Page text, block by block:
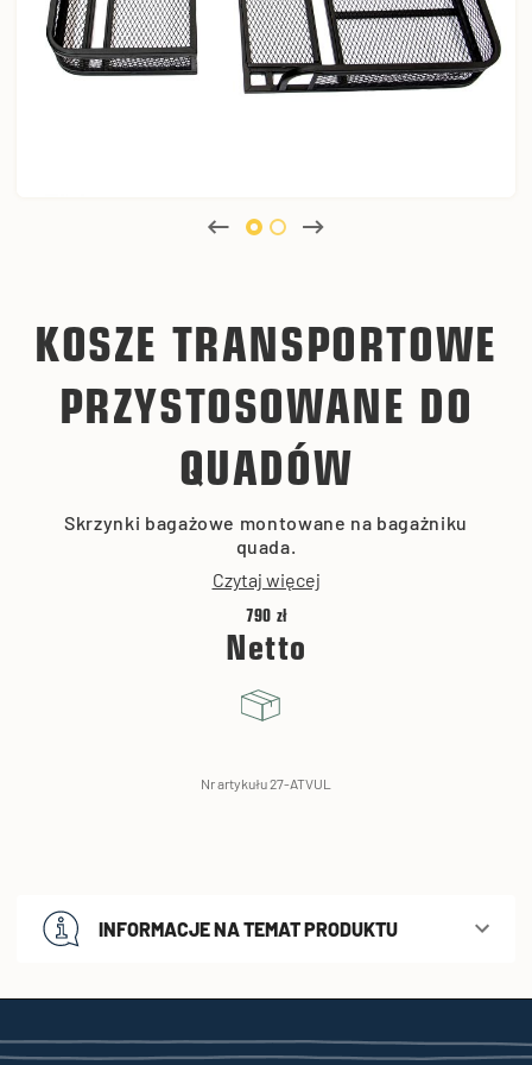
KOSZE TRANSPORTOWE
PRZYSTOSOWANE DO
QUADÓW
Skrzynki bagażowe montowane na bagażniku
quada.
Czytaj więcej
790 zł
Netto
Nr artykułu 27-ATVUL
INFORMACJE NA TEMAT PRODUKTU